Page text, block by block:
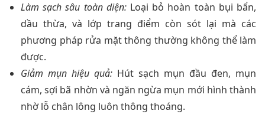
Làm sạch sâu toàn diện:Loại bỏ hoàn toàn bụi bẩn,
dầu thừa, và lớp trang điểm còn sót lại mà các
phương pháp rửa mặt thông thường không thể làm
được.
Giảm mụn hiệu quả: Hút sạch mụn đầu đen, mụn
cám, sợi bã nhờn và ngăn ngừa mụn mới hình thành
nhờ lỗ chân lông luôn thông thoáng.